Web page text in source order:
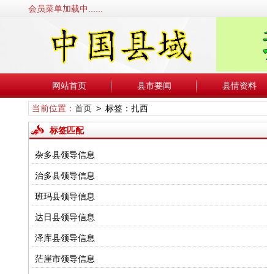
会员菜单加载中......
网站首页 县市要闻 县情资料
当前位置： 首页> 标签：扎西
标签匹配
杂多县领导信息
治多县领导信息
班玛县领导信息
达日县领导信息
泽库县领导信息
茫崖市领导信息